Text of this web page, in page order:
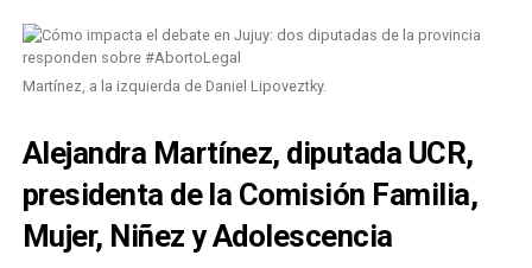
Martínez, a la izquierda de Daniel Lipoveztky.
Alejandra Martínez, diputada UCR,
presidenta de la Comisión Familia,
Mujer, Niñez y Adolescencia